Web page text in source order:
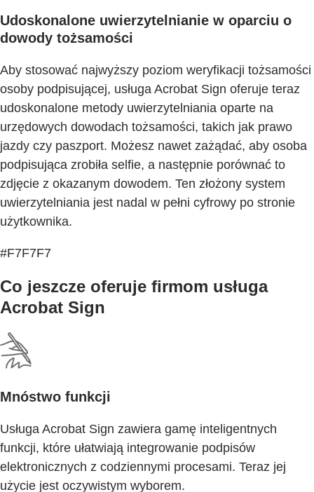
Udoskonalone uwierzytelnianie w oparciu o
dowody tożsamości
Aby stosować najwyższy poziom weryfikacji tożsamości
osoby podpisującej, usługa Acrobat Sign oferuje teraz
udoskonalone metody uwierzytelniania oparte na
urzędowych dowodach tożsamości, takich jak prawo
jazdy czy paszport. Możesz nawet zażądać, aby osoba
podpisująca zrobiła selfie, a następnie porównać to
zdjęcie z okazanym dowodem. Ten złożony system
uwierzytelniania jest nadal w pełni cyfrowy po stronie
użytkownika.
#F7F7F7
Co jeszcze oferuje firmom usługa
Acrobat Sign
Mnóstwo funkcji
Usługa Acrobat Sign zawiera gamę inteligentnych
funkcji, które ułatwiają integrowanie podpisów
elektronicznych z codziennymi procesami. Teraz jej
użycie jest oczywistym wyborem.